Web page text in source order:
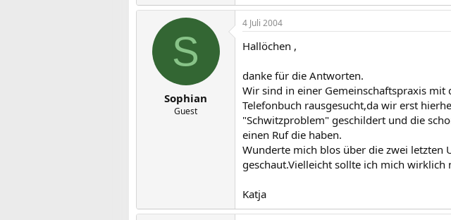
S
Sophian
Guest
4 Juli 2004
Hallöchen ,
danke für die Antworten.
Wir sind in einer Gemeinschaftspraxis
Telefonbuch rausgesucht,da wir erst
"Schwitzproblem" geschildert und die
einen Ruf die haben.
Wunderte mich blos über die zwei letzten
geschaut.Vielleicht sollte ich mich wirklich
Katja